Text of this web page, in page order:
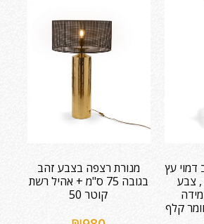
דמוי עץ
ס"מ , צבע
גובה 28, חומר קלף
מנורת רצפה בצבע זהב
בגובה 75 ס"מ + אהיל רשת
קוטר 50